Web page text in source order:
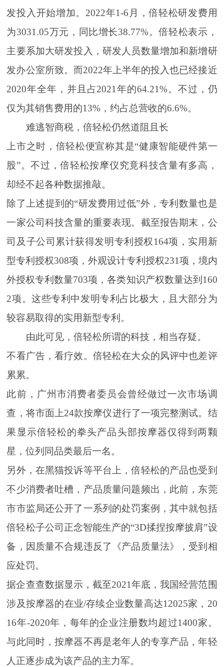
发投入开始增加。2022年1-6月，倍轻松研发费用
为3031.05万元，同比增长38.77%。倍轻松表示，
主要系加大研发投入，研发人员数量增加和新增研
发办公室所致。而2022年上半年的投入也已经接近
2020年全年，并且占2021年的64.21%。不过，仍
仅为其销售费用的13%，约占总营收的6.6%。
难逃智商税，倍轻松仍然道阻且长
上市之时，倍轻松便宣称其是“健康智能硬件第一
股”。不过，倍轻松按摩仪究竟科技含量有多高，
却经不起各种数据推敲。
除了上述提到的“研发费用过低”外，专利数量也是
一家公司科技含量的重要表现。截至报告期末，公
司及子公司累计获得发明专利授权164项，实用新
型专利授权308项，外观设计专利授权231项，境内
外授权专利数量703项，各类知识产权数量达到160
2项。这些专利中发明专利占比极大，且大部分为
较容易取得的实用新型专利。
由此可见，倍轻松所谓的科技，相当存疑。
不看广告，看疗效。倍轻松在大众的风评中也差评
累累。
此前，广州市消费者委员会曾经做过一次市场调
查，将市面上24款按摩仪进行了一项完整测试。结
果显示倍轻松的拳头产品头部按摩器仅得到两颗
星，位列同品类最后一名。
另外，在黑猫投诉等平台上，倍轻松的产品也受到
不少消费者吐槽，产品质量问题频出，此前，东莞
市市监局还公开了一系列的处罚案例，其中就包括
倍轻松子公司正念智能生产的“3D揉捏按摩披肩”设
备，因质量不合规违反了《产品质量法》，受到相
应处罚。
据企查查数据显示，截至2021年底，我国经营范围
涉及按摩器的在业/存续企业数量高达12025家，20
16年-2020年，每年的企业注册数均超过1400家。
与此同时，按摩器不再是老年人的专享产品，年轻
人正逐步成为该产品的主力军。